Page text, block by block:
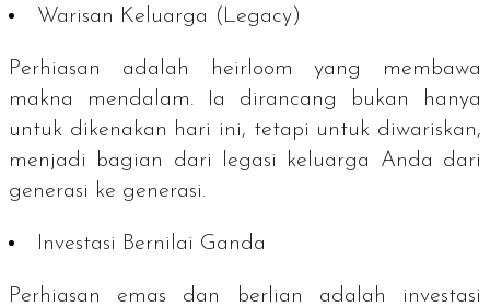
Warisan Keluarga ( Legacy)
Perhiasan adalah heirloom yang membawa
makna mendalam. Ia dirancang bukan hanya
untuk dikenakan hari ini, tetapi untuk diwariskan,
menjadi bagian dari legasi keluarga Anda dari
generasi ke generasi.
Investasi Bernilai Ganda
Perhiasan emas dan berlian adalah investasi